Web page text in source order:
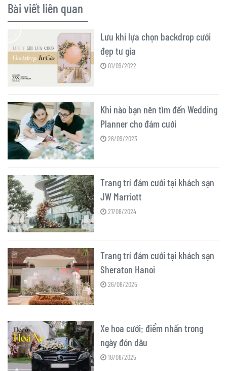
Bài viết liên quan
Lưu khi lựa chọn backdrop cưới
đẹp tư gia
01/09/2022
Khi nào bạn nên tìm đến Wedding
Planner cho đám cưới
26/09/2023
Trang trí đám cưới tại khách sạn
JW Marriott
27/08/2024
Trang trí đám cưới tại khách sạn
Sheraton Hanoi
26/08/2025
Xe hoa cưới: điểm nhấn trong
ngày đón dâu
18/08/2025